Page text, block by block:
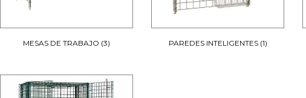
MESAS DE TRABAJO (3) PAREDES INTELIGENTES (1)